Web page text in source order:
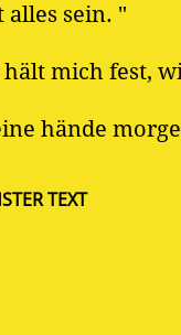
sein. "
mich fest,
hände
TEXT